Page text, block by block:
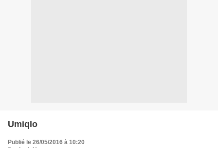
Umiqlo
Publié le 26/05/2016 à 10:20